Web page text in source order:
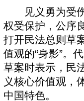
见义勇为受伤
权受保护，公序
打开民法总则草
值观的“身影”。
草案时表示，民
义核心价值观，
中国特色。